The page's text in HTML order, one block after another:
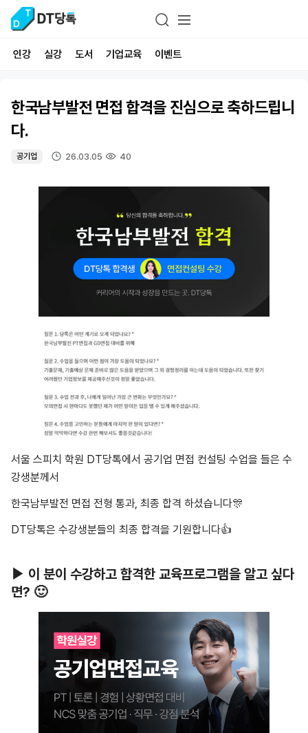
인강 실강 도서 기업교육 이벤트
한국남부발전 면접 합격을 진심으로 축하드립니
다.
공기업 26.03.05 40
서울 스피치 학원 DT당톡에서 공기업 면접 컨설팅 수업을 들은 수
강생분께서
한국남부발전 면접 전형 통과, 최종 합격 하셨습니다🎊
DT당톡은 수강생분들의 최종 합격을 기원합니다👍
▶ 이 분이 수강하고 합격한 교육프로그램을 알고 싶다
면? 🙂